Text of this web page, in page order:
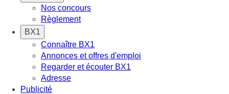
Nos concours
Règlement
BX1
Connaître BX1
Annonces et offres d'emploi
Regarder et écouter BX1
Adresse
Publicité